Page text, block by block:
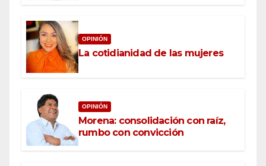
OPINIÓN
La cotidianidad de las mujeres
OPINIÓN
Morena: consolidación con raíz,
rumbo con convicción